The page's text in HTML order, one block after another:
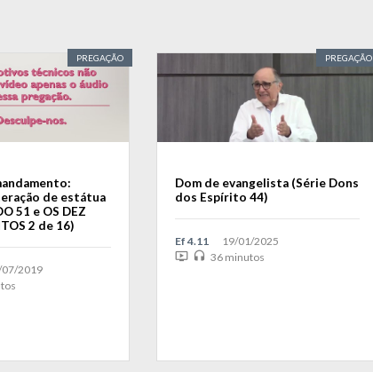
PREGAÇÃO
de estátua
51 e OS DEZ
2 de 16)
2019
PREGAÇÃO
Dom de evangelista (Série Dons
dos Espírito 44)
Ef 4.11
19/01/2025
ondemand_video headset 36 minutos